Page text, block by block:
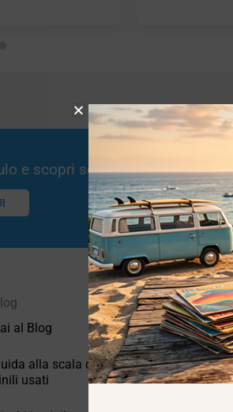
e scopri se potremmo essere
al Blog
alla scala di valutazione dei
usati